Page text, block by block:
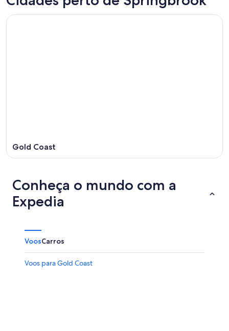
Gold Coast
Conheça o mundo com a
Expedia
VoosCarros
Voos para Gold Coast